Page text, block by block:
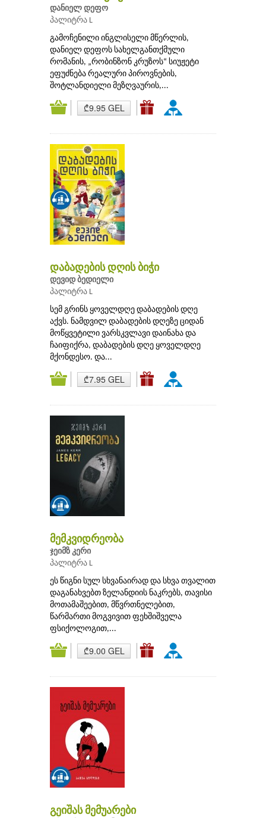
დანიელ დეფო
პალიტრა L
გამოჩენილი ინგლისელი მწერლის,
დანიელ დეფოს სახელგანთქმული
რომანის, „რობინზონ კრუზოს“ სიუჟეტი
ეფუძნება რეალური პიროვნების,
შოტლანდიელი მეზღვაურის,...
₾9.95 GEL
დაბადების დღის ბიჭი
დევიდ ბედიელი
პალიტრა L
სემ გრინს ყოველდღე დაბადების დღე
აქვს. ნამდვილ დაბადების დღეზე ციდან
მოწყვეტილი ვარსკვლავი დაინახა და
ჩაიფიქრა, დაბადების დღე ყოველდღე
მქონდესო. და...
₾7.95 GEL
მემკვიდრეობა
ჯეიმზ კერი
პალიტრა L
ეს წიგნი სულ სხვანაირად და სხვა თვალით
დაგანახვებთ ზელანდიის ნაკრებს, თავისი
მოთამაშეებით, მწვრთნელებით,
წარმართი მოგვივით ფეხშიშველა
ფსიქოლოგით,...
₾9.00 GEL
გეიშას მემუარები